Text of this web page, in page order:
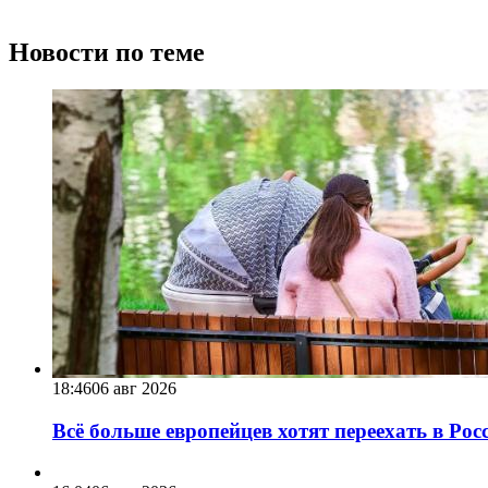
Новости по теме
18:4606 авг 2026
Всё больше европейцев хотят переехать в